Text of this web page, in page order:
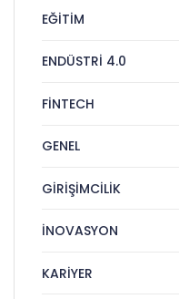
EĞITIM
ENDÜSTRI 4.0
FINTECH
GENEL
GIRIŞIMCILIK
İNOVASYON
KARIYER